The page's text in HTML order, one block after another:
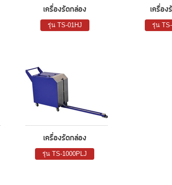
เครื่องรัดกล่อง
รุ่น TS-01HJ
เครื่อ
รุ่น
เครื่องรัดกล่อง
รุ่น TS-1000PLJ